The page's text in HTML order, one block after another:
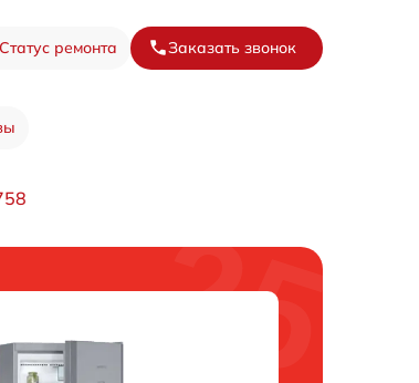
Статус ремонта Заказать звонок